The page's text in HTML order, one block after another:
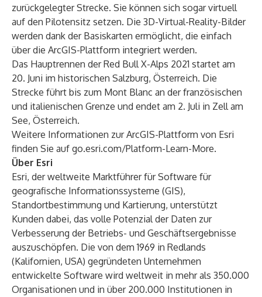
zurückgelegter Strecke. Sie können sich sogar virtuell
auf den Pilotensitz setzen. Die 3D-Virtual-Reality-Bilder
werden dank der Basiskarten ermöglicht, die einfach
über die ArcGIS-Plattform integriert werden.
Das Hauptrennen der Red Bull X-Alps 2021 startet am
20. Juni im historischen Salzburg, Österreich. Die
Strecke führt bis zum Mont Blanc an der französischen
und italienischen Grenze und endet am 2. Juli in Zell am
See, Österreich.
Weitere Informationen zur ArcGIS-Plattform von Esri
finden Sie auf go.esri.com/Platform-Learn-More.
Über Esri
Esri, der weltweite Marktführer für Software für
geografische Informationssysteme (GIS),
Standortbestimmung und Kartierung, unterstützt
Kunden dabei, das volle Potenzial der Daten zur
Verbesserung der Betriebs- und Geschäftsergebnisse
auszuschöpfen. Die von dem 1969 in Redlands
(Kalifornien, USA) gegründeten Unternehmen
entwickelte Software wird weltweit in mehr als 350.000
Organisationen und in über 200.000 Institutionen in